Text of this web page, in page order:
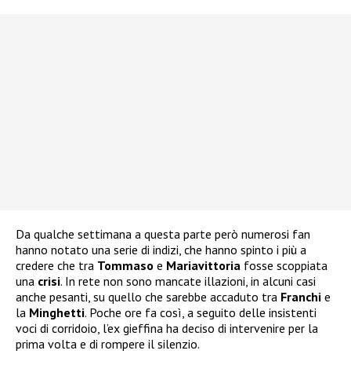
Da qualche settimana a questa parte però numerosi fan
hanno notato una serie di indizi, che hanno spinto i più a
credere che tra Tommaso e Mariavittoria fosse scoppiata
una crisi. In rete non sono mancate illazioni, in alcuni casi
anche pesanti, su quello che sarebbe accaduto tra Franchi e
la Minghetti. Poche ore fa così, a seguito delle insistenti
voci di corridoio, l’ex gieffina ha deciso di intervenire per la
prima volta e di rompere il silenzio.